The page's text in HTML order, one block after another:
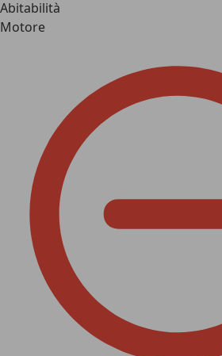
Abitabilità
Motore